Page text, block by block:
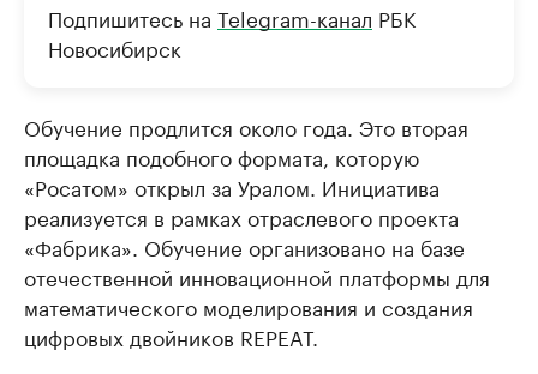
Подпишитесь на Telegram-канал РБК
Новосибирск
Обучение продлится около года. Это вторая
площадка подобного формата, которую
«Росатом» открыл за Уралом. Инициатива
реализуется в рамках отраслевого проекта
«Фабрика». Обучение организовано на базе
отечественной инновационной платформы для
математического моделирования и создания
цифровых двойников REPEAT.